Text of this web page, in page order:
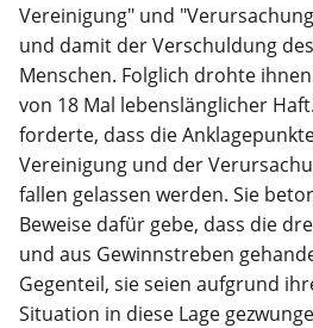
Vereinigung" und
und damit der Verschuldung
Menschen. Folglich drohte
von 18 Mal lebenslänglicher
forderte, dass die
Vereinigung und der
fallen gelassen werden. Sie
Beweise dafür gebe, dass die
und aus Gewinnstreben
Gegenteil, sie seien aufgrund
Situation in diese Lage